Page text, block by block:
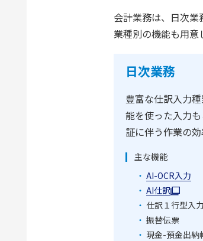
会計業務は、日次業
業種別の機能も用意
日次業務
豊富な仕訳入力
能を使った入力
証に伴う作業の
主な機能
AI-OCR入力
AI仕訳
仕訳１行型入力
振替伝票
現金-預金出納